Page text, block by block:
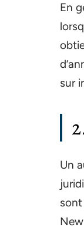
En
sur
Un
sont